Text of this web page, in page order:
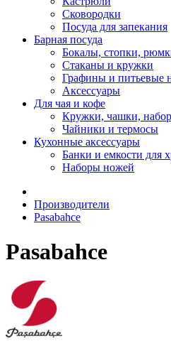
Сковородки
Посуда для запекания
Барная посуда
Бокалы, стопки,
Стаканы и кружки
Графины и питьевые
Аксессуары
Для чая и кофе
Кружки, чашки,
Чайники и термосы
Кухонные аксессуары
Банки и емкости для
Наборы ножей
Производители
Pasabahce
Pasabahce